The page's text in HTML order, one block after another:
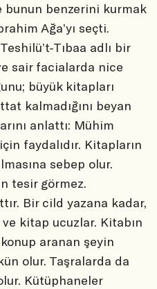
bunun benzerini kurmak
Ağa’yı seçti.
Tıbaa adlı bir
sair facialarda nice
büyük kitapları
kalmadığını beyan
anlattı: Mühim
faydalıdır. Kitapların
sebep olur.
tesir görmez.
Bir cild yazana kadar,
kitap ucuzlar. Kitabın
aranan şeyin
olur. Taşralarda da
Kütüphaneler